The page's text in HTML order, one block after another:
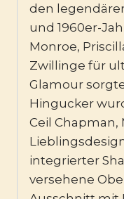
den
und 1960er-
Monroe,
Zwillinge für
Glamour
Hingucker
Ceil Chapman,
integrierter
versehene